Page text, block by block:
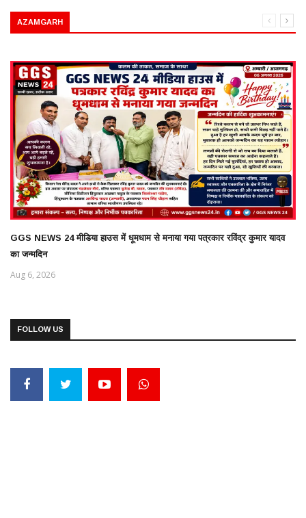
AZAMGARH
GGS NEWS 24 मीडिया हाउस में धूमधाम से मनाया गया पत्रकार रविंद्र कुमार यादव
का जन्मदिन
Aug 6, 2026
FOLLOW US